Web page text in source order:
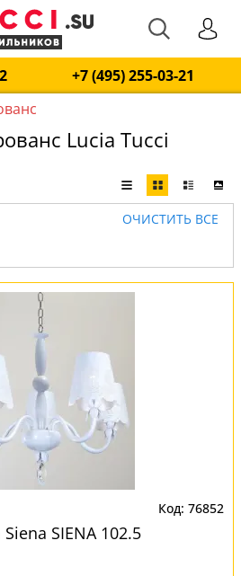
+7 (495) 255-03-21
Lucia Tucci
ОЧИСТИТЬ ВСЕ
76852
SIENA 102.5